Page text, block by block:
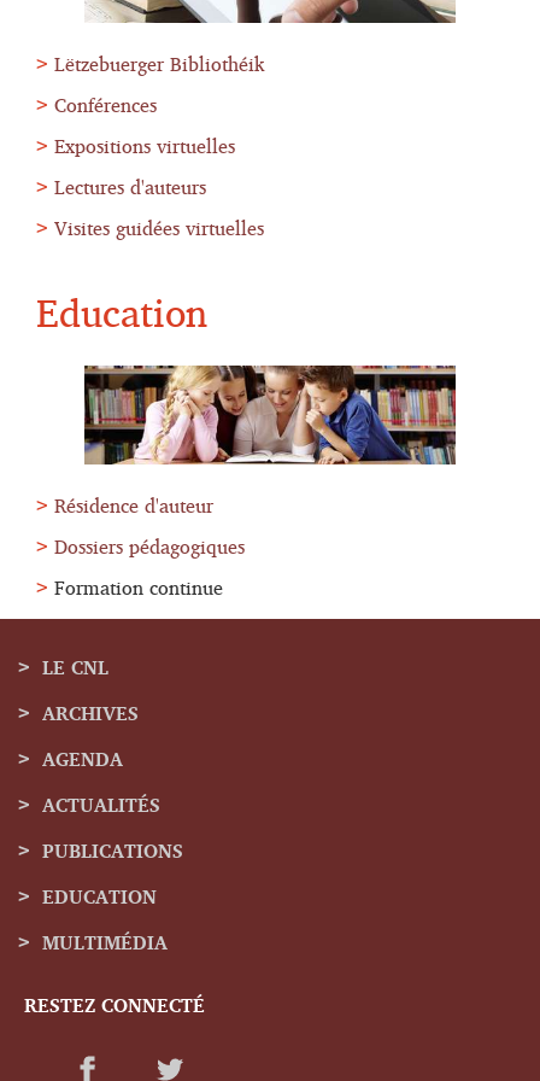
Lëtzebuerger Bibliothéik
Conférences
Expositions virtuelles
Lectures d'auteurs
Visites guidées virtuelles
Education
Résidence d'auteur
Dossiers pédagogiques
Formation continue
Menu
de
navigation
LE CNL
ARCHIVES
AGENDA
ACTUALITÉS
PUBLICATIONS
EDUCATION
MULTIMÉDIA
RESTEZ CONNECTÉ